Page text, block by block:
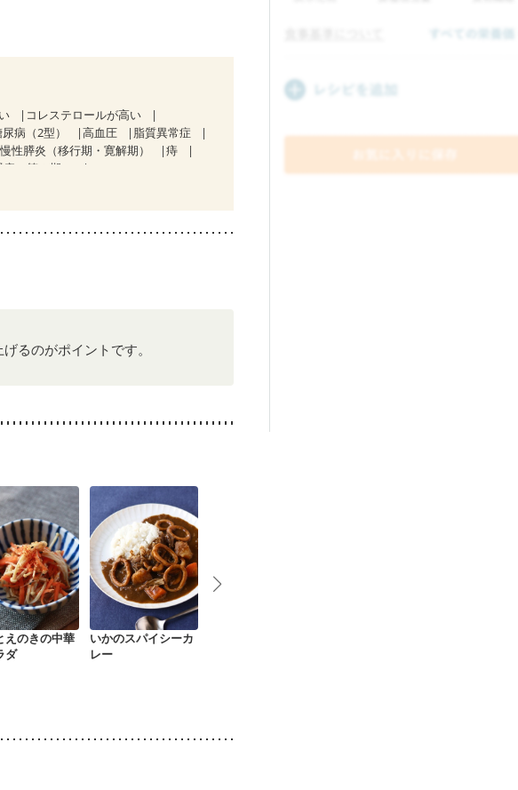
コレステロールが高い
病（2型） 高血圧
脂質異常症
慢性膵炎（移行期・寛解期）
痔
（第２期）
るのがポイントです。
えのきの中華
ダ
いかのスパイシーカ
レー